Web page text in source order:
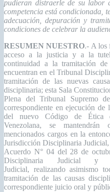
pudieran distraerle de su labor
competencia está condicionada,
adecuación, depuración y
condiciones de celebrar la
RESUMEN NUESTRO.- A los
acceso a la justicia y a la
continuidad a la tramitación
encuentran en el Tribunal
tramitación de las nuevas
disciplinaria; esta Sala
Plena del Tribunal Supremo
correspondiente en ejecución
del nuevo Código de Ética
Venezolana, se mantendrán
mencionados cargos en la
Jurisdicción Disciplinaria
Acuerdo N° 04 del 28 de
Disciplinaria Judicial y
Judicial, realizando asimismo
tramitación de las causas
correspondiente juicio oral y